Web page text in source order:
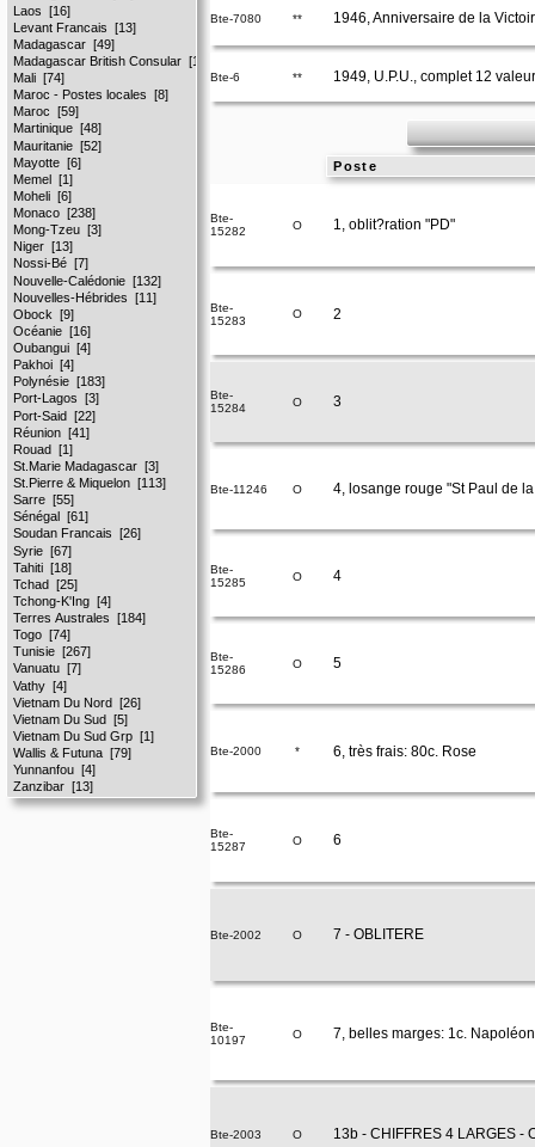
Bte-7080 ** 1946, Anniversaire de la
Bte-6 ** 1949, U.P.U., complet 12
Poste
Bte-
15282
O 1, oblit?ration "PD"
Bte-
15283
O 2
Bte-
15284
O 3
Bte-11246 O 4, losange rouge "St Paul de
Bte-
15285
O 4
Bte-
15286
O 5
Bte-2000 * 6, très frais: 80c. Rose
Bte-
15287
O 6
Bte-2002 O 7 - OBLITERE
Bte-
10197
O 7, belles marges: 1c.
Bte-2003 O 13b - CHIFFRES 4 LARGES -